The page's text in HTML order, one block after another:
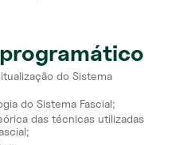
do Sistema
do Sistema Fascial;
das técnicas utilizadas